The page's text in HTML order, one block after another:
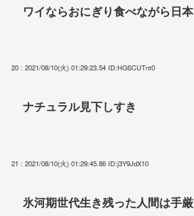
ワイならおにぎり食べながら日
20 : 2021/08/10(火) 01:29:23.54 ID:HGSCUTnt0
ナチュラル見下しすき
21 : 2021/08/10(火) 01:29:45.86 ID:j3Y9JdX10
氷河期世代生き残った人間は手